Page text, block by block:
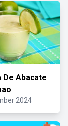
De Abacate
2024